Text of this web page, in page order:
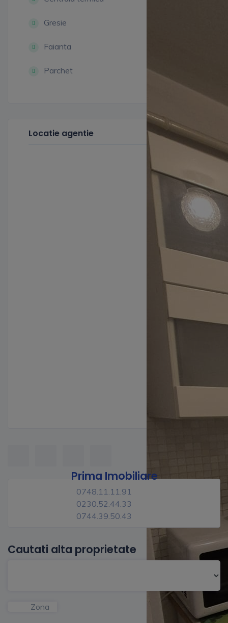
Gresie
Faianta
Parchet
Locatie agentie
Prima Imobiliare
0748.11.11.91
0230.52.44.33
0744.39.50.43
Cautati alta proprietate
Zona